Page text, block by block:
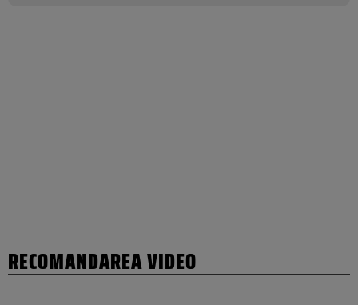
RECOMANDAREA VIDEO